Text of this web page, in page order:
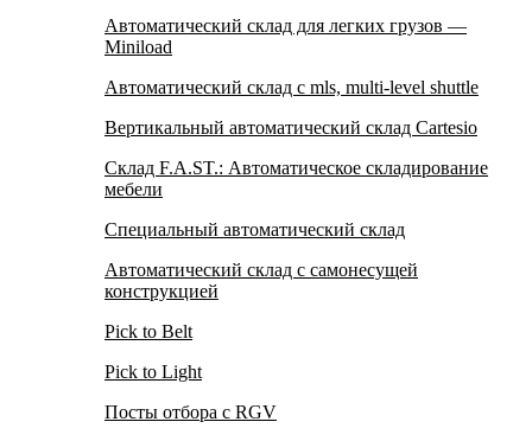
Автоматический склад для легких грузов —
Miniload
Aвтоматический склад с mls, multi-level shuttle
Вертикальный автоматический склад Cartesio
Склад F.A.ST.: Автоматическое складирование
мебели
Специальный автоматический склад
Автоматический склад с самонесущей
конструкцией
Pick to Belt
Pick to Light
Посты отбора с RGV